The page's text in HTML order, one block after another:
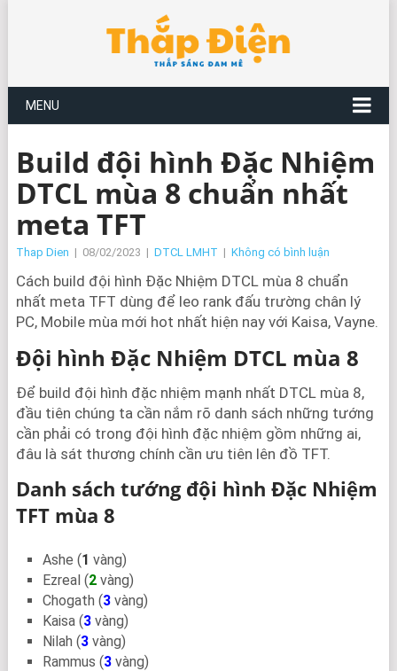
MENU
Build đội hình Đặc Nhiệm
DTCL mùa 8 chuẩn nhất
meta TFT
Thap Dien | 08/02/2023 | DTCL LMHT | Không có bình luận
Cách build đội hình Đặc Nhiệm DTCL mùa 8 chuẩn
nhất meta TFT dùng để leo rank đấu trường chân lý
PC, Mobile mùa mới hot nhất hiện nay với Kaisa, Vayne.
Đội hình Đặc Nhiệm DTCL mùa 8
Để build đội hình đặc nhiệm mạnh nhất DTCL mùa 8,
đầu tiên chúng ta cần nắm rõ danh sách những tướng
cần phải có trong đội hình đặc nhiệm gồm những ai,
đâu là sát thương chính cần ưu tiên lên đồ TFT.
Danh sách tướng đội hình Đặc Nhiệm
TFT mùa 8
Ashe (1 vàng)
Ezreal (2vàng)
Chogath (3vàng)
Kaisa (3vàng)
Nilah (3vàng)
Rammus (3vàng)